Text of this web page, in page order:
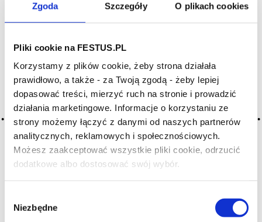
Zgoda Szczegóły O plikach cookies
Pliki cookie na FESTUS.PL
Korzystamy z plików cookie, żeby strona działała
prawidłowo, a także - za Twoją zgodą - żeby lepiej
dopasować treści, mierzyć ruch na stronie i prowadzić
działania marketingowe. Informacje o korzystaniu ze
strony możemy łączyć z danymi od naszych partnerów
analitycznych, reklamowych i społecznościowych.
Możesz zaakceptować wszystkie pliki cookie, odrzucić
dodatkowe albo dostosować swój wybór.
zgody
Niezbędne
Czy masz ukończone 18 lat?
Archiwum wpisów tagu:
ancestral method
metoda wiejska
2016-05-10
dawna, rzemieślnicza metoda wytwarzania win musujących
praktykowana w Limoux (Blanquettes de Limoux,
Langwedocja), Gaillac (Tarn); zasadniczo zastąpiono
ją metodą szampańską lub metodą Charmata w odniesieniu
klarowany i filtrowany; … Więcej metoda wiejska →